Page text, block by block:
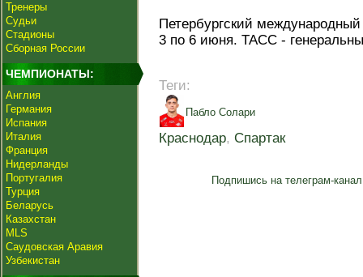
Тренеры
Судьи
Стадионы
Сборная России
ЧЕМПИОНАТЫ:
Англия
Германия
Испания
Италия
Франция
Нидерланды
Португалия
Турция
Беларусь
Казахстан
MLS
Саудовская Аравия
Узбекистан
Петербургский
3 по 6 июня. ТАСС -
Теги:
Пабло Солари
Краснодар, Спартак
Подпишись на телеграм-